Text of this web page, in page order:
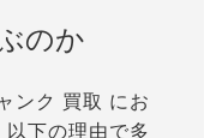
のか
ンク 買取 にお
下の理由で多